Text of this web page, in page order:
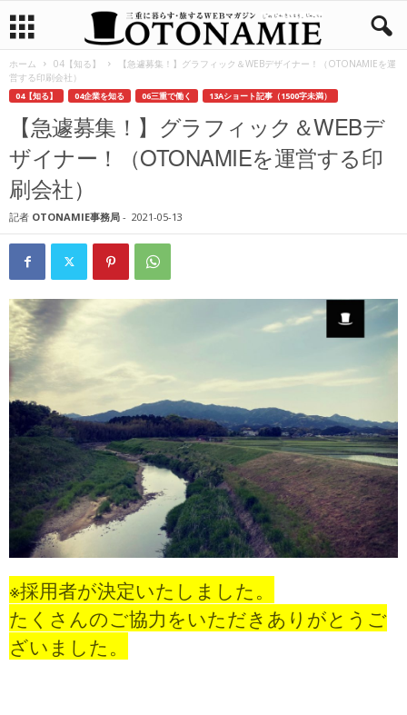
ホーム 04【知る】
【急遽募集！】グラフィック＆WEBデザイナー！（OTONAMIEを運
営する印刷会社）
04【知る】 04企業を知る 06三重で働く 13Aショート記事（1500字未満）
【急遽募集！】グラフィック＆WEBデ
ザイナー！（OTONAMIEを運営する印
刷会社）
記者 OTONAMIE事務局 - 2021-05-13
※採用者が決定いたしました。
たくさんのご協力をいただきありがとうご
ざいました。